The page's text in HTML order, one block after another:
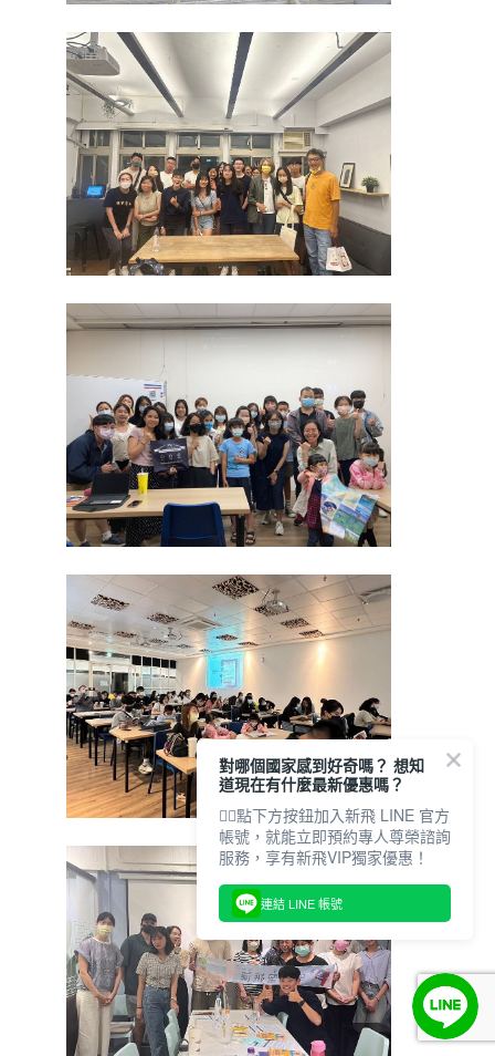
對哪個國家感到好奇嗎？ 想知
道現在有什麼最新優惠嗎？
👇🏻點下方按鈕加入新飛 LINE 官方
帳號，就能立即預約專人尊榮諮詢
服務，享有新飛VIP獨家優惠！
連結 LINE 帳號